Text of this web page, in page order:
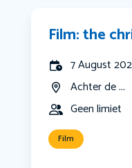
Film: the
7 August
Achter de ...
Geen limiet
Film